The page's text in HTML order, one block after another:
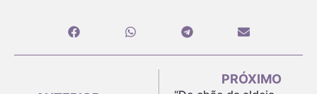
PRÓXIMO